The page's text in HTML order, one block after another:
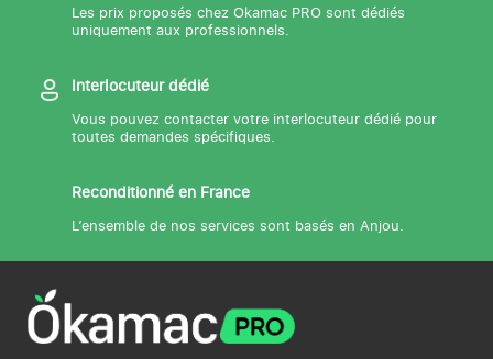
Les prix proposés chez Okamac PRO sont dédiés
uniquement aux professionnels.
Interlocuteur dédié
Vous pouvez contacter votre interlocuteur dédié pour
toutes demandes spécifiques.
Reconditionné en France
L’ensemble de nos services sont basés en Anjou.